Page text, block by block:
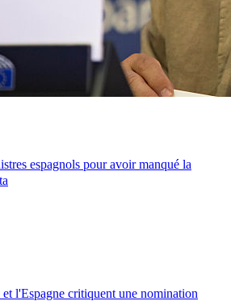
espagnols pour avoir manqué la
l'Espagne critiquent une nomination